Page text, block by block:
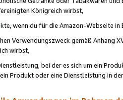
Königreich wirbst,
wenn du für die Amazon-Webseite in
Verwendungszweck gemäß Anhang
wirbst,
bei der es sich um ein
Produkt oder eine Dienstleistung in